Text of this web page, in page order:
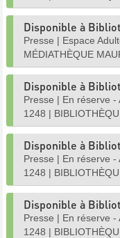
Disponible à
Presse | Espace
MÉDIATHÈQUE
Disponible à
Presse | En réserve -
1248 |
Disponible à
Presse | En réserve -
1248 |
Disponible à
Presse | En réserve -
1248 |